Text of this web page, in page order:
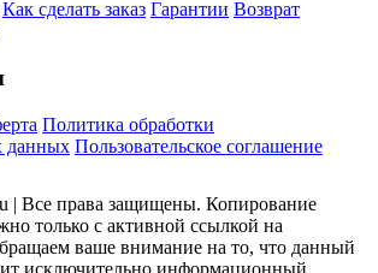
Как сделать заказ Гарантии Возврат
Политика обработки
данных Пользовательское соглашение
| Все права защищены. Копирование
только с активной ссылкой на
ваше внимание на то, что данный
исключительно информационный